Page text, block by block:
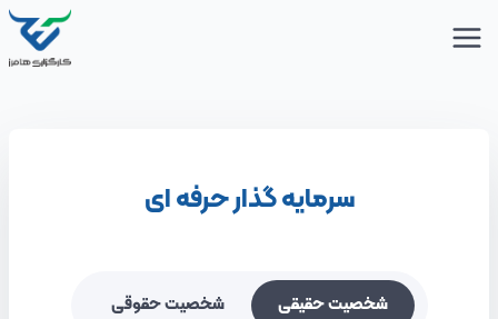
سرمایه گذار حرفه ای
شخصیت حقیقی شخصیت حقوقی